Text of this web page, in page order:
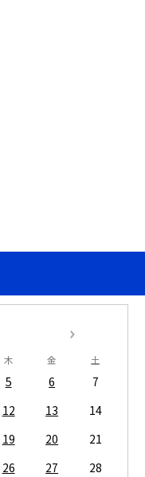
木 金 土
5 6
7
12 13
14
19 20
21
26 27
28